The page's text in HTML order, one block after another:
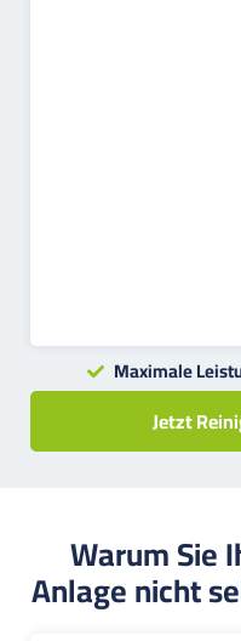
Maximale
Jetzt
Warum Sie
Anlage nicht